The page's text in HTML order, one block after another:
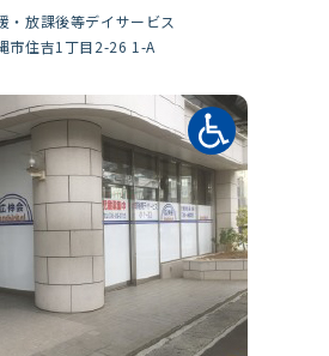
・放課後等デイサービス
市住吉1丁目2-26 1-A